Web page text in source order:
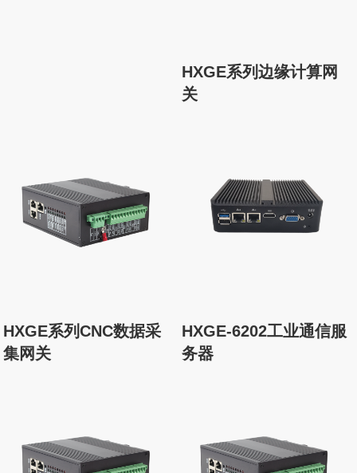
HXGE系列边缘计算网
关
HXGE系列CNC数据采
集网关
HXGE-6202工业通信服
务器